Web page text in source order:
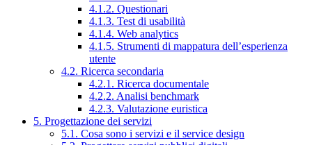
4.1.2. Questionari
4.1.3. Test di usabilità
4.1.4. Web analytics
4.1.5. Strumenti di mappatura dell’esperienza
utente
4.2. Ricerca secondaria
4.2.1. Ricerca documentale
4.2.2. Analisi benchmark
4.2.3. Valutazione euristica
5. Progettazione dei servizi
5.1. Cosa sono i servizi e il service design